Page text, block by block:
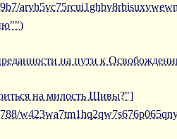
на пути к
на милость Шивы?"]